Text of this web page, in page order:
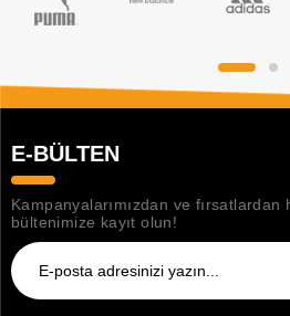
E-BÜLTEN
Kampanyalarımızdan ve
bültenimize kayıt olun!